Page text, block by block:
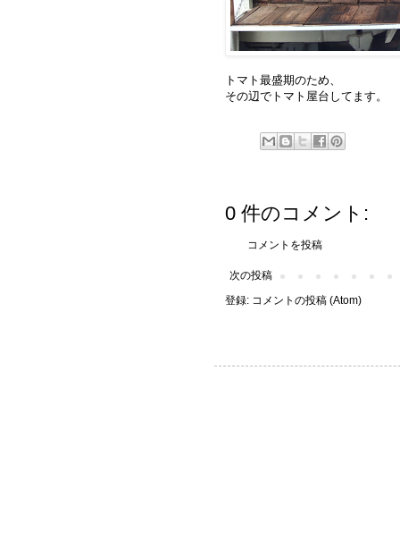
トマト最盛期のため、
その辺でトマト屋台してます。
0 件のコメント:
コメントを投稿
次の投稿
登録: コメントの投稿 (Atom)